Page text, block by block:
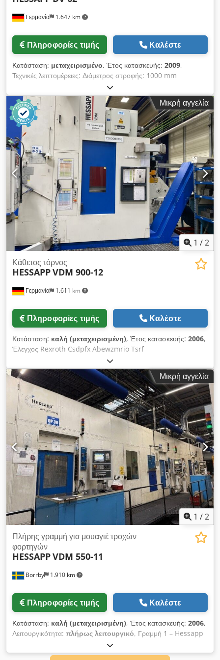
Γερμανία 1.647 km
Πληροφορίες τιμής Καλέστε
Κατάσταση: μεταχειρισμένο, Έτος κατασκευής: 2009,
Τεχνικές λεπτομέρειες: Διάμετρος στροφής: 1000 mm
Διάμετρος ταλάντευσης: 1000 mm 1. Τεχνικά στοιχεία Τύπος
μηχανής: Τόρνος κατακόρυφος πυργίσκος Κατασκευαστής:
Hessapp Τύπος: DV 62 Αριθμός σειράς: 14.2308 Εύρος
εργασίας του άξονα Μεγαλύτερη διάμετρος 1000 mm κάθετη
διάμετρος πτερυγίου 900 mm Διαδρομή οριζόντιας ολίσθησης
1810 mm Συνολική διαδρομή 2315 mm άξονας περιστροφής
Κεφαλή άξονα με κώνο κεντραρίσματος σύμφωνα με DIN
55021 A15 Διάμετρος άξονα στο μπροστινό έδρανο 203 mm
Κύρια κίνηση Μέσω ελεγχόμενου ασύγχρονου κινητήρα και
ταχυτήτων με εναλλαγή εμβέλειας. Ταχύτητες ατράκτου Εύρος
στροφών I: 5 - 350 rpm. Εύρος στροφών II: 30 - 1000 rpm.
Ταχύτητα διαδρομής άξονας Χ/Ζ: 10 m/min. Crodpfx Aet
Rmdzjb Tof Άξονας W1: 8 rpm Χωρίς άξονα C *
Μικρή αγγελία
1 /2
Γερμανία 1.611 km
Κάθετος τόρνος
HESSAPPVDM 900-12
Πληροφορίες τιμής Καλέστε
Κατάσταση: καλή (μεταχειρισμένη), Έτος κατασκευής: 2006,
Έλεγχος Rexroth Csdpfx Abewzmrio Tsrf
Μικρή αγγελία
1 /2
Borrby 1.910 km
Πλήρης γραμμή για μουαγιέ τροχών
φορτηγών
HESSAPPVDM 550-11
Πληροφορίες τιμής Καλέστε
Κατάσταση: καλή (μεταχειρισμένη), Έτος κατασκευής: 2006,
Λειτουργικότητα: πλήρως λειτουργικό, Γραμμή 1 – Hessapp
Η Γραμμή 1 αποτελείται από 3 τόρνους Hessapp
ενσωματωμένους με σύστημα γερανογεφυρώματος για